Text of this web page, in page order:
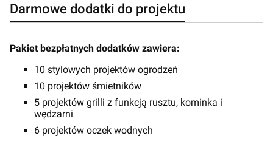
Darmowe dodatki do projektu
Pakiet bezpłatnych dodatków zawiera:
10 stylowych projektów ogrodzeń
10 projektów śmietników
5 projektów grilli z funkcją rusztu, kominka i
wędzarni
6 projektów oczek wodnych